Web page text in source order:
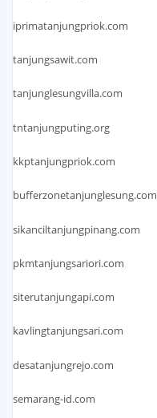
iprimatanjungpriok.com
tanjungsawit.com
tanjunglesungvilla.com
tntanjungputing.org
kkptanjungpriok.com
bufferzonetanjunglesung.com
sikanciltanjungpinang.com
pkmtanjungsariori.com
siterutanjungapi.com
kavlingtanjungsari.com
desatanjungrejo.com
semarang-id.com